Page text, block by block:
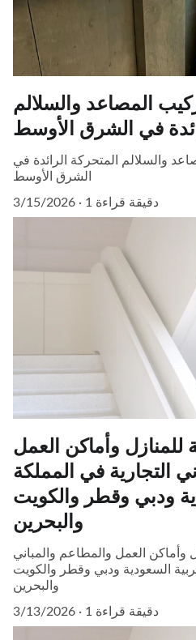
المصاعد والسلالم
في الشرق الأوسط
والسلالم المتحركة الرائدة في
الشرق الأوسط
3/15/2026
1 دقيقة قراءة
للمنازل وأماكن العمل
التجارية في المملكة
ودبي وقطر والكويت
والبحرين
وأماكن العمل والمطاعم والمباني
السعودية ودبي وقطر والكويت
والبحرين
3/13/2026
1 دقيقة قراءة